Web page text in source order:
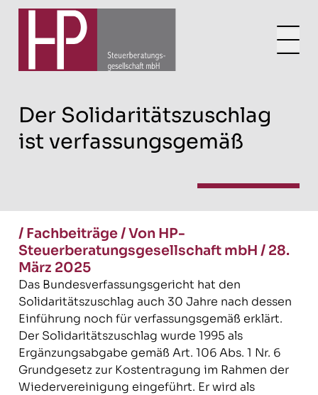
Der Solidaritätszuschlag
ist verfassungsgemäß
/ Fachbeiträge/Von HP-
Steuerberatungsgesellschaft mbH / 28.
März 2025
Das Bundesverfassungsgericht hat den
Solidaritätszuschlag auch 30 Jahre nach dessen
Einführung noch für verfassungsgemäß erklärt.
Der Solidaritätszuschlag wurde 1995 als
Ergänzungsabgabe gemäß Art. 106 Abs. 1 Nr. 6
Grundgesetz zur Kostentragung im Rahmen der
Wiedervereinigung eingeführt. Er wird als